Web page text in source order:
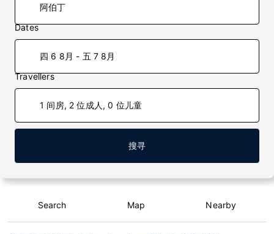
Dates
四 6 8月 - 五 7 8月
Travellers
1 间房, 2 位成人, 0 位儿童
搜寻
Search Map Nearby